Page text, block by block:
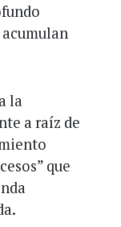
la
a raíz de
que